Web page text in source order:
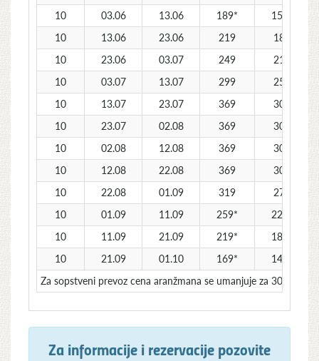
10
03.06 13.06 189*
159*
10
13.06 23.06 219
189
10
23.06 03.07 249
219
10
03.07 13.07 299
259
10
13.07 23.07 369
309
10
23.07 02.08 369
309
10
02.08 12.08 369
309
10
12.08 22.08 369
309
10
22.08 01.09 319
279
10
01.09 11.09 259*
229*
10
11.09 21.09 219*
189*
10
21.09 01.10 169*
149*
Za sopstveni prevoz cena aranžmana se umanjuje za 30€ po
Za informacije i rezervacije pozovite